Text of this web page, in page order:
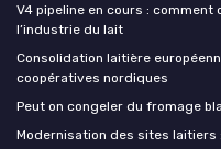
V4 pipeline en cours :
l’industrie du lait
Consolidation laitière
coopératives nordiques
Peut on congeler du fromage
Modernisation des sites laitiers